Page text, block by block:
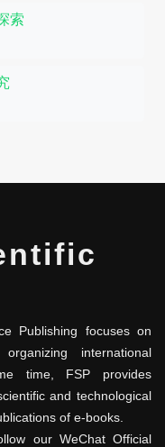
索
Publishing focuses on
international
time, FSP provides
and technological
of e-books.
our WeChat Official